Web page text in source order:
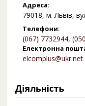
Адреса:
79018, м. Львів,
Телефони:
(067) 7732944,
Електронна
elcomplus@ukr.net
Діяльність